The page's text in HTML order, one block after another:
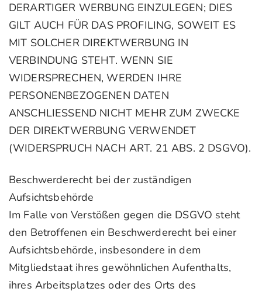
DERARTIGER WERBUNG EINZULEGEN; DIES
GILT AUCH FÜR DAS PROFILING, SOWEIT ES
MIT SOLCHER DIREKTWERBUNG IN
VERBINDUNG STEHT. WENN SIE
WIDERSPRECHEN, WERDEN IHRE
PERSONENBEZOGENEN DATEN
ANSCHLIESSEND NICHT MEHR ZUM ZWECKE
DER DIREKTWERBUNG VERWENDET
(WIDERSPRUCH NACH ART. 21 ABS. 2 DSGVO).
Beschwerderecht bei der zuständigen
Aufsichtsbehörde
Im Falle von Verstößen gegen die DSGVO steht
den Betroffenen ein Beschwerderecht bei einer
Aufsichtsbehörde, insbesondere in dem
Mitgliedstaat ihres gewöhnlichen Aufenthalts,
ihres Arbeitsplatzes oder des Orts des